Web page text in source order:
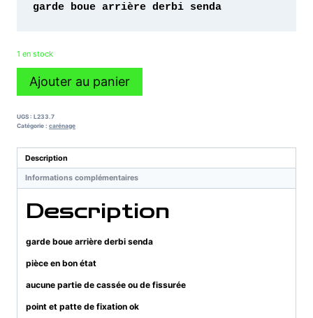
garde boue arrière derbi senda
1 en stock
quantité
boue
arrière
senda
Ajouter au panier
UGS : L233.7
Catégorie : carénage
Description
Informations complémentaires
Description
garde boue arrière derbi senda
pièce en bon état
aucune partie de cassée ou de fissurée
point et patte de fixation ok